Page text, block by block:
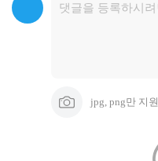
jpg, png만 지원